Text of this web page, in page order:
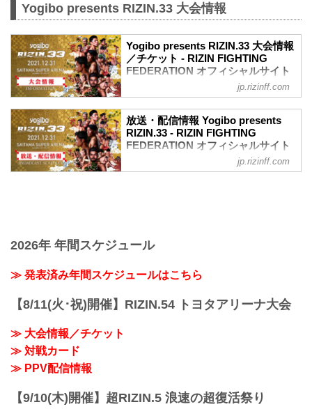
Yogibo presents RIZIN.33 大会情報
Yogibo presents RIZIN.33 大会情報
／チケット - RIZIN FIGHTING
FEDERATION オフィシャルサイト
現状は必要ありません。
大会概要
名称
予定時間が前後することがありますので
会場
JR京浜東北線・JR上野東京ライン（宇都
宮線・高崎線）「さいたま新都心」駅か
jp.rizinff.com
放送・配信情報 Yogibo presents
RIZIN.33 - RIZIN FIGHTING
FEDERATION オフィシャルサイト
12月31日（金）さいたまスーパーアリー
試合リアルタイムで視聴しよう！
事前番組
日付 時間 放送・配信媒体 番組名・その
12/20（月） 20:30〜 RIZIN FF公式
jp.rizinff.com
2026年 年間スケジュール
≫ 発表済み年間スケジュールはこちら
【8/11(火･祝)開催】RIZIN.54 トヨタアリーナ大会
≫ 大会情報／チケット
≫ 対戦カード
≫ PPV配信情報
【9/10(木)開催】超RIZIN.5 浪速の超復活祭り